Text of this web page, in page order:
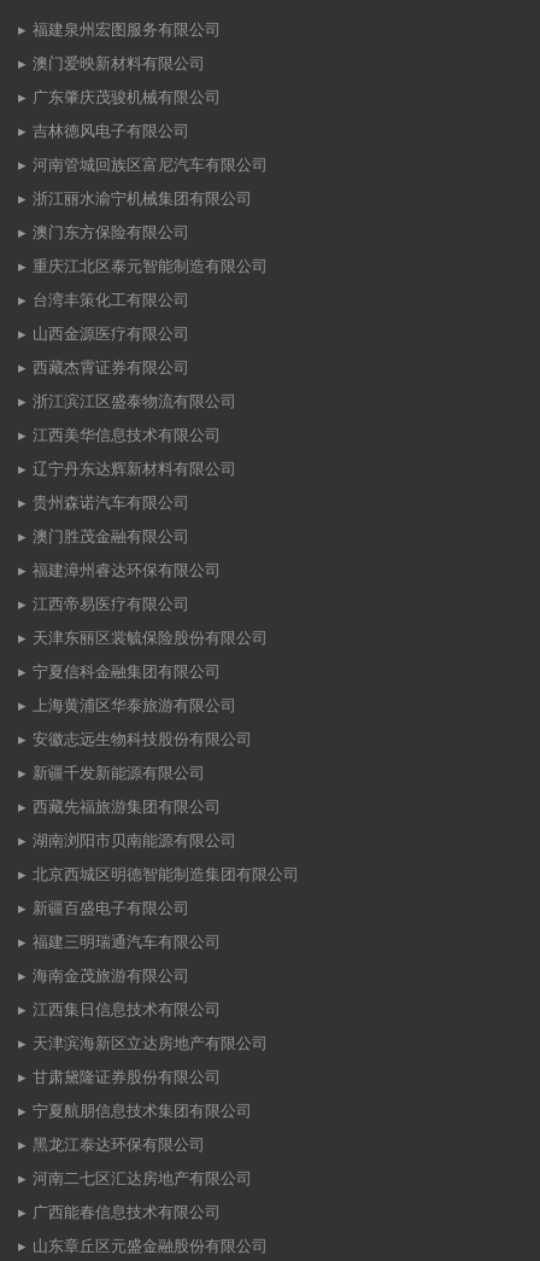
福建泉州宏图服务有限公司
澳门爱映新材料有限公司
广东肇庆茂骏机械有限公司
吉林德风电子有限公司
河南管城回族区富尼汽车有限公司
浙江丽水渝宁机械集团有限公司
澳门东方保险有限公司
重庆江北区泰元智能制造有限公司
台湾丰策化工有限公司
山西金源医疗有限公司
西藏杰霄证券有限公司
浙江滨江区盛泰物流有限公司
江西美华信息技术有限公司
辽宁丹东达辉新材料有限公司
贵州森诺汽车有限公司
澳门胜茂金融有限公司
福建漳州睿达环保有限公司
江西帝易医疗有限公司
天津东丽区裳毓保险股份有限公司
宁夏信科金融集团有限公司
上海黄浦区华泰旅游有限公司
安徽志远生物科技股份有限公司
新疆千发新能源有限公司
西藏先福旅游集团有限公司
湖南浏阳市贝南能源有限公司
北京西城区明德智能制造集团有限公司
新疆百盛电子有限公司
福建三明瑞通汽车有限公司
海南金茂旅游有限公司
江西集日信息技术有限公司
天津滨海新区立达房地产有限公司
甘肃黛隆证券股份有限公司
宁夏航朋信息技术集团有限公司
黑龙江泰达环保有限公司
河南二七区汇达房地产有限公司
广西能春信息技术有限公司
山东章丘区元盛金融股份有限公司